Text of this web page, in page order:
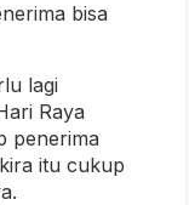
bisa
lagi
Raya
penerima
itu cukup